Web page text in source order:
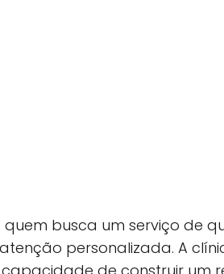
busca um serviço de
personalizada. A